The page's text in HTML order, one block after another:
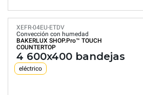
XEFR-04EU-ETDV
Convección con humedad
BAKERLUX SHOP.Pro™ TOUCH
COUNTERTOP
4 600x400 bandejas
eléctrico